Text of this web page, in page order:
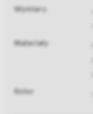
Wymiary
Materiały
Kolor